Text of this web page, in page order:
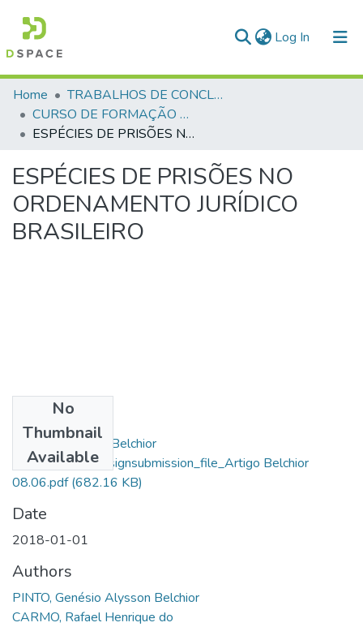
Log In (current)
Communities & Collections
All of DSpace
Home
TRABALHOS DE CONCLUSÃO DE CURSO - CFP (CURSO DE FORMAÇÃO DE PRAÇAS)
CURSO DE FORMAÇÃO DE PRAÇAS - CFP - 2018
ESPÉCIES DE PRISÕES NO ORDENAMENTO JURÍDICO BRASILEIRO
ESPÉCIES DE PRISÕES NO
ORDENAMENTO JURÍDICO
BRASILEIRO
No
Thumbnail
Available
Genésio Alysson Belchior
Pinto_13488_assignsubmission_file_Artigo Belchior
08.06.pdf(682.16 KB)
Date
2018-01-01
Authors
PINTO, Genésio Alysson Belchior
CARMO, Rafael Henrique do